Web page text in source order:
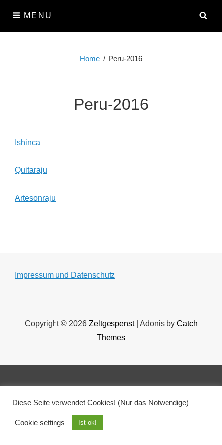
content
MENU
Home / Peru-2016
Peru-2016
Ishinca
Quitaraju
Artesonraju
Impressum und Datenschutz
Copyright © 2026 Zeltgespenst Adonis by Catch
Themes
Diese Seite verwendet Cookies! (Nur das Notwendige)
Cookie settings Ist ok!